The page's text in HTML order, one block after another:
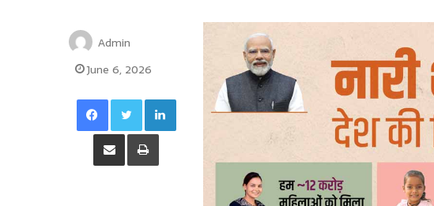
Admin
June 6, 2026
Facebook Twitter LinkedIn
Share via Email Print